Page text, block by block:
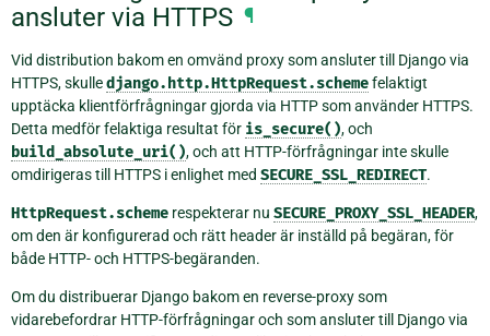
ansluter via HTTPS ¶
Vid distribution bakom en omvänd proxy som ansluter till Django via
HTTPS, skulledjango.http.HttpRequest.schemefelaktigt
upptäcka klientförfrågningar gjorda via HTTP som använder HTTPS.
Detta medför felaktiga resultat för is_secure(), och
build_absolute_uri(), och att HTTP-förfrågningar inte skulle
omdirigeras till HTTPS i enlighet med SECURE_SSL_REDIRECT.
HttpRequest.scheme respekterar nu SECURE_PROXY_SSL_HEADER,
om den är konfigurerad och rätt header är inställd på begäran, för
både HTTP- och HTTPS-begäranden.
Om du distribuerar Django bakom en reverse-proxy som
vidarebefordrar HTTP-förfrågningar och som ansluter till Django via